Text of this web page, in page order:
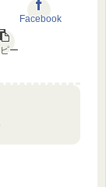
Facebook
ー